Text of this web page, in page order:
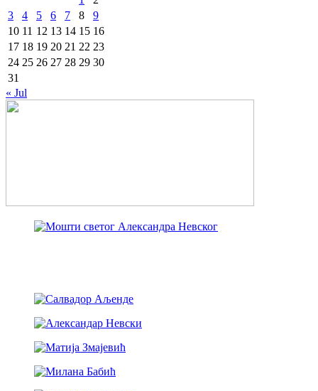
3
4 5 6 7 8
9
10 11 12 13 14 15 16
17 18 19 20 21 22 23
24 25 26 27 28 29 30
31
« Jul